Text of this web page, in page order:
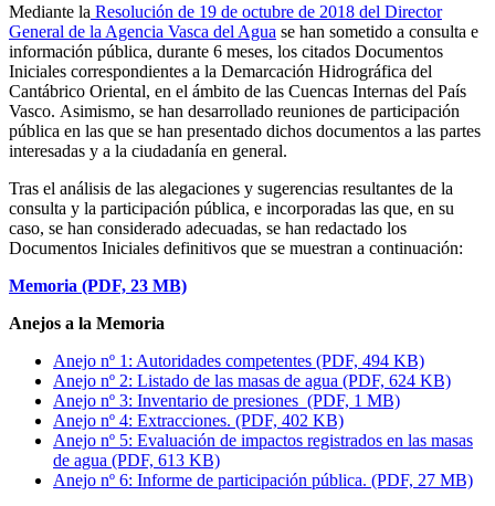
Mediante la Resolución de 19 de octubre de 2018 del Director
General de la Agencia Vasca del Agua se han sometido a consulta e
información pública, durante 6 meses, los citados Documentos
Iniciales correspondientes a la Demarcación Hidrográfica del
Cantábrico Oriental, en el ámbito de las Cuencas Internas del País
Vasco. Asimismo, se han desarrollado reuniones de participación
pública en las que se han presentado dichos documentos a las partes
interesadas y a la ciudadanía en general.
Tras el análisis de las alegaciones y sugerencias resultantes de la
consulta y la participación pública, e incorporadas las que, en su
caso, se han considerado adecuadas, se han redactado los
Documentos Iniciales definitivos que se muestran a continuación:
Memoria (PDF, 23 MB)
Anejos a la Memoria
Anejo nº 1: Autoridades competentes (PDF, 494 KB)
Anejo nº 2: Listado de las masas de agua (PDF, 624 KB)
Anejo nº 3: Inventario de presiones (PDF, 1 MB)
Anejo nº 4: Extracciones. (PDF, 402 KB)
Anejo nº 5: Evaluación de impactos registrados en las masas
de agua (PDF, 613 KB)
Anejo nº 6: Informe de participación pública. (PDF, 27 MB)